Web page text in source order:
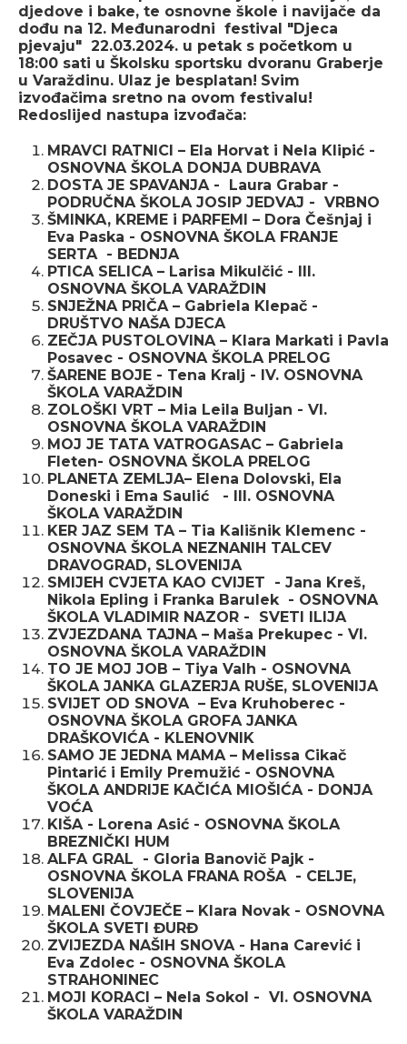
djedove i bake, te osnovne škole i navijače da
dođu na 12. Međunarodni festival "Djeca
pjevaju" 22.03.2024. u petak s početkom u
18:00 sati u Školsku sportsku dvoranu Graberje
u Varaždinu. Ulaz je besplatan! Svim
izvođačima sretno na ovom festivalu!
Redoslijed nastupa izvođača:
MRAVCI RATNICI – Ela Horvat i Nela Klipić -
OSNOVNA ŠKOLA DONJA DUBRAVA
DOSTA JE SPAVANJA - Laura Grabar -
PODRUČNA ŠKOLA JOSIP JEDVAJ - VRBNO
ŠMINKA, KREME i PARFEMI ­– Dora Češnjaj i
Eva Paska - OSNOVNA ŠKOLA FRANJE
SERTA - BEDNJA
PTICA SELICA – Larisa Mikulčić - III.
OSNOVNA ŠKOLA VARAŽDIN
SNJEŽNA PRIČA – Gabriela Klepač -
DRUŠTVO NAŠA DJECA
ZEČJA PUSTOLOVINA – Klara Markati i Pavla
Posavec - OSNOVNA ŠKOLA PRELOG
ŠARENE BOJE - Tena Kralj - IV. OSNOVNA
ŠKOLA VARAŽDIN
ZOLOŠKI VRT – Mia Leila Buljan - VI.
OSNOVNA ŠKOLA VARAŽDIN
MOJ JE TATA VATROGASAC – Gabriela
Fleten- OSNOVNA ŠKOLA PRELOG
PLANETA ZEMLJA– Elena Dolovski, Ela
Doneski i Ema Saulić - III. OSNOVNA
ŠKOLA VARAŽDIN
KER JAZ SEM TA – Tia Kališnik Klemenc -
OSNOVNA ŠKOLA NEZNANIH TALCEV
DRAVOGRAD, SLOVENIJA
SMIJEH CVJETA KAO CVIJET - Jana Kreš,
Nikola Epling i Franka Barulek - OSNOVNA
ŠKOLA VLADIMIR NAZOR - SVETI ILIJA
ZVJEZDANA TAJNA – Maša Prekupec - VI.
OSNOVNA ŠKOLA VARAŽDIN
TO JE MOJ JOB – Tiya Valh - OSNOVNA
ŠKOLA JANKA GLAZERJA RUŠE, SLOVENIJA
SVIJET OD SNOVA – Eva Kruhoberec -
OSNOVNA ŠKOLA GROFA JANKA
DRAŠKOVIĆA - KLENOVNIK
SAMO JE JEDNA MAMA – Melissa Cikač
Pintarić i Emily Premužić - OSNOVNA
ŠKOLA ANDRIJE KAČIĆA MIOŠIĆA - DONJA
VOĆA
KIŠA - Lorena Asić - OSNOVNA ŠKOLA
BREZNIČKI HUM
ALFA GRAL - Gloria Banovič Pajk -
OSNOVNA ŠKOLA FRANA ROŠA - CELJE,
SLOVENIJA
MALENI ČOVJEČE – Klara Novak - OSNOVNA
ŠKOLA SVETI ĐURĐ
ZVIJEZDA NAŠIH SNOVA - Hana Carević i
Eva Zdolec - OSNOVNA ŠKOLA
STRAHONINEC
MOJI KORACI – Nela Sokol - VI. OSNOVNA
ŠKOLA VARAŽDIN